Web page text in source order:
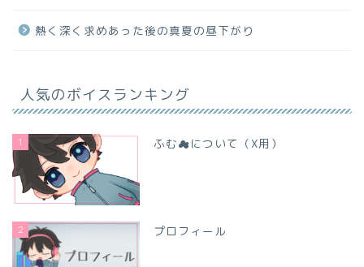
熱く深く求めあった後の真夏の昼下がり
人気のボイスランキング
1 ふむ☁について（X用）
2 プロフィール